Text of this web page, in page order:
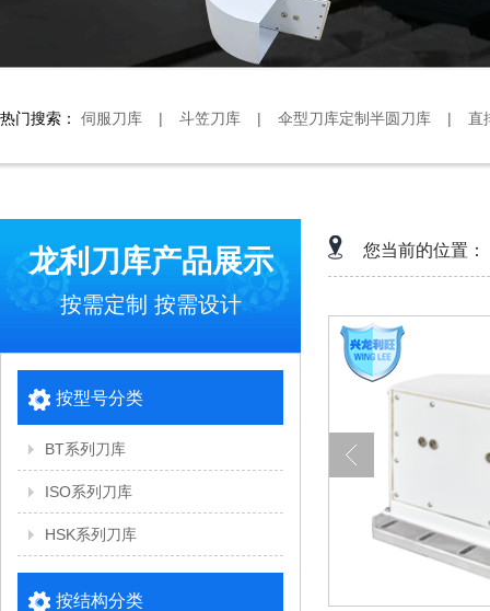
热门搜索： 伺服刀库 | 斗笠刀库 | 伞型刀库定制半圆刀库 | 直
龙利刀库产品展示
按需定制 按需设计
按型号分类
BT系列刀库
ISO系列刀库
HSK系列刀库
按结构分类
您当前的位置：